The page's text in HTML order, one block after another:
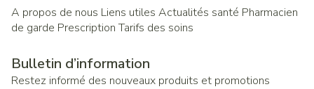
A propos de nous Liens utiles Actualités santé Pharmacien
de garde Prescription Tarifs des soins
Bulletin d’information
Restez informé des nouveaux produits et promotions